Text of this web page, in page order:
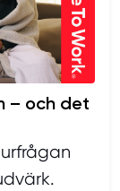
– och det